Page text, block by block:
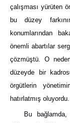
çalışması yürüten
bu düzey
konumlarından
önemli abartılar
çözmüştü. O
düzeyde bir
örgütlerin
hatırlatmış oluyordu.
Bu bağlamda,